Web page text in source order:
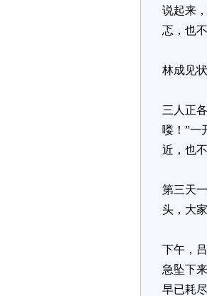
说起来
忑，也
林成见
三人正
喽！”一
近，也
第三天
头，大
下午，
急坠下
早已耗